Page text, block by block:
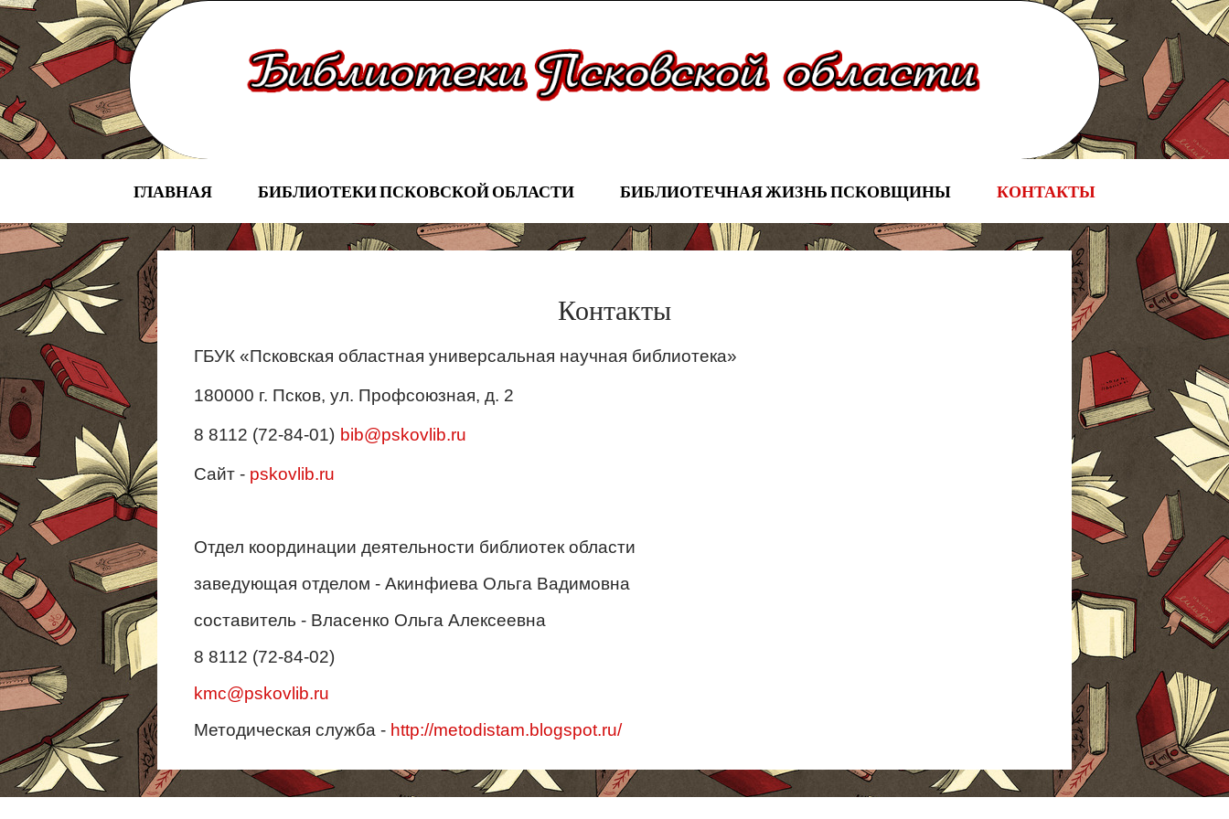
ГЛАВНАЯ БИБЛИОТЕКИ ПСКОВСКОЙ ОБЛАСТИ БИБЛИОТЕЧНАЯ ЖИЗНЬ ПСКОВЩИНЫ КОНТАКТЫ
Контакты
ГБУК «Псковская областная универсальная научная библиотека»
180000 г. Псков, ул. Профсоюзная, д. 2
8 8112 (72-84-01) bib@pskovlib.ru
Сайт - pskovlib.ru
Отдел координации деятельности библиотек области
заведующая отделом - Акинфиева Ольга Вадимовна
составитель - Власенко Ольга Алексеевна
8 8112 (72-84-02)
kmc@pskovlib.ru
Методическая служба - http://metodistam.blogspot.ru/